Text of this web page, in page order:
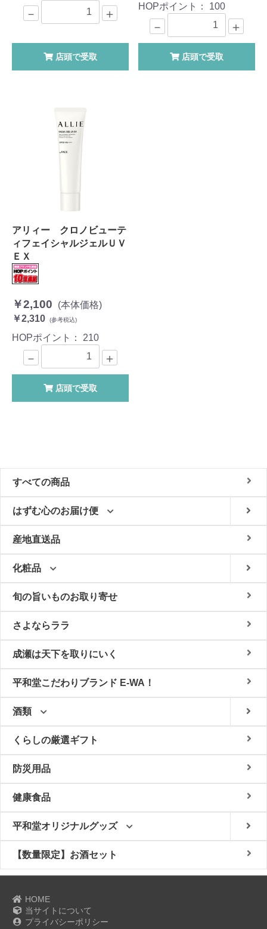
－ ＋
店頭で受取
HOPポイント： 100
－ ＋
店頭で受取
アリィー クロノビューテ
ィフェイシャルジェルＵＶ
ＥＸ
￥2,100
(本体価格)
￥2,310
(参考税込)
HOPポイント： 210
－ ＋
店頭で受取
すべての商品
はずむ心のお届け便
産地直送品
化粧品
旬の旨いものお取り寄せ
さよならララ
成瀬は天下を取りにいく
平和堂こだわりブランド E-WA！
酒類
くらしの厳選ギフト
防災用品
健康食品
平和堂オリジナルグッズ
【数量限定】お酒セット
HOME
当サイトについて
プライバシーポリシー